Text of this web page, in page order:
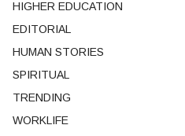
HIGHER EDUCATION
EDITORIAL
HUMAN STORIES
SPIRITUAL
TRENDING
WORKLIFE